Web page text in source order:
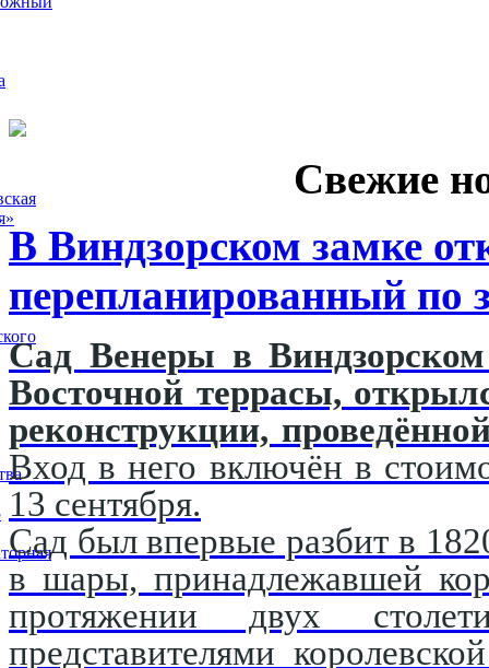
Свежие
В Виндзорском замке
перепланированный
Сад Венеры в
Восточной террасы,
реконструкции,
Вход в него включён в
13 сентября.
Сад был впервые разбит в
в шары, принадлежавшей
протяжении двух
представителями